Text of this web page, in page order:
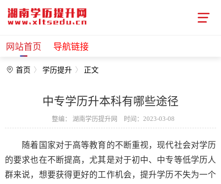
网站首页 导航链接
首页 学历提升 正文
中专学历升本科有哪些途径
整编： 湖南学历提升网 时间：2023-03-08
随着国家对于高等教育的不断重视，现代社会对学历
的要求也在不断提高，尤其是对于初中、中专等低学历人
群来说，想要获得更好的工作机会，提升学历不失为一个